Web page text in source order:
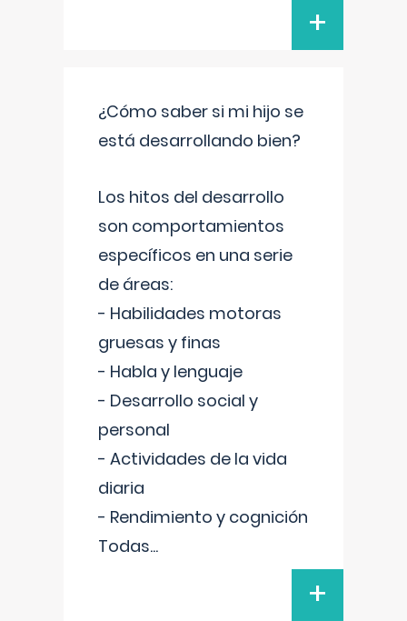
+
¿Cómo saber si mi hijo se
está desarrollando bien?
Los hitos del desarrollo
son comportamientos
específicos en una serie
de áreas:
- Habilidades motoras
gruesas y finas
- Habla y lenguaje
- Desarrollo social y
personal
- Actividades de la vida
diaria
- Rendimiento y cognición
Todas...
+